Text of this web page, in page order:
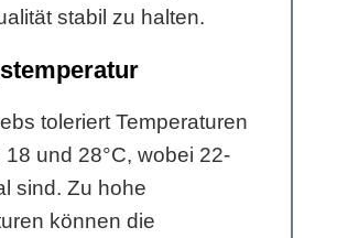
stabil zu halten.
toleriert Temperaturen
und 28°C, wobei 22-
sind. Zu hohe
können die